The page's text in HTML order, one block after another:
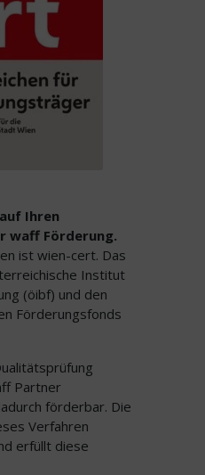
Ihren
waff Förderung.
ist wien-cert. Das
Institut
(öibf) und den
Förderungsfonds
Partner
förderbar. Die
Verfahren
erfüllt diese